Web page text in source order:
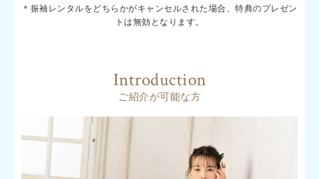
＊振袖レンタルをどちらかがキャンセルされた場合、特典のプレゼン
トは無効となります。
Introduction
ご紹介が可能な方